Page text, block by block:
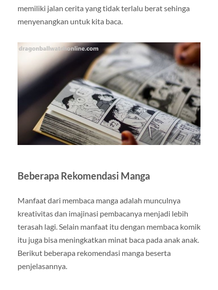
memiliki jalan cerita yang tidak terlalu berat sehinga
menyenangkan untuk kita baca.
Beberapa Rekomendasi Manga
Manfaat dari membaca manga adalah munculnya
kreativitas dan imajinasi pembacanya menjadi lebih
terasah lagi. Selain manfaat itu dengan membaca komik
itu juga bisa meningkatkan minat baca pada anak anak.
Berikut beberapa rekomendasi manga beserta
penjelasannya.